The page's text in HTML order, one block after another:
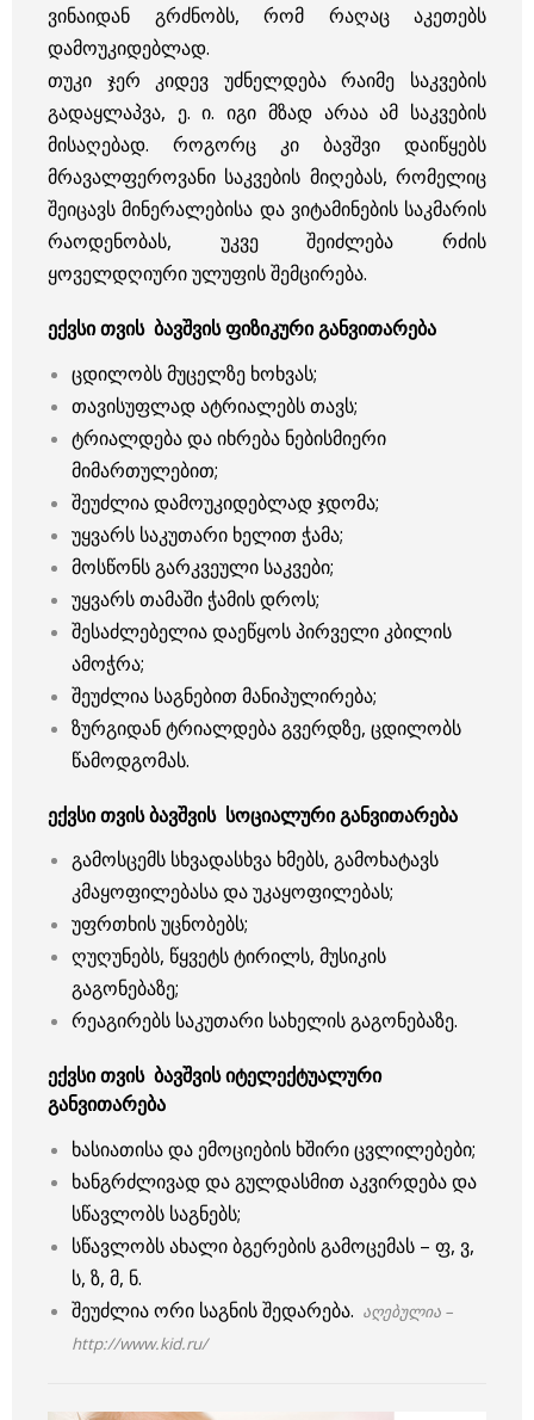
ვინაიდან გრძნობს, რომ რაღაც აკეთებს
დამოუკიდებლად.
თუკი ჯერ კიდევ უძნელდება რაიმე საკვების
გადაყლაპვა, ე. ი. იგი მზად არაა ამ საკვების
მისაღებად. როგორც კი ბავშვი დაიწყებს
მრავალფეროვანი საკვების მიღებას, რომელიც
შეიცავს მინერალებისა და ვიტამინების საკმარის
რაოდენობას, უკვე შეიძლება რძის
ყოველდღიური ულუფის შემცირება.
ექვსი თვის ბავშვის ფიზიკური განვითარება
ცდილობს მუცელზე ხოხვას;
თავისუფლად ატრიალებს თავს;
ტრიალდება და იხრება ნებისმიერი
მიმართულებით;
შეუძლია დამოუკიდებლად ჯდომა;
უყვარს საკუთარი ხელით ჭამა;
მოსწონს გარკვეული საკვები;
უყვარს თამაში ჭამის დროს;
შესაძლებელია დაეწყოს პირველი კბილის
ამოჭრა;
შეუძლია საგნებით მანიპულირება;
ზურგიდან ტრიალდება გვერდზე, ცდილობს
წამოდგომას.
ექვსი თვის ბავშვის სოციალური განვითარება
გამოსცემს სხვადასხვა ხმებს, გამოხატავს
კმაყოფილებასა და უკაყოფილებას;
უფრთხის უცნობებს;
ღუღუნებს, წყვეტს ტირილს, მუსიკის
გაგონებაზე;
რეაგირებს საკუთარი სახელის გაგონებაზე.
ექვსი თვის ბავშვის იტელექტუალური
განვითარება
ხასიათისა და ემოციების ხშირი ცვლილებები;
ხანგრძლივად და გულდასმით აკვირდება და
სწავლობს საგნებს;
სწავლობს ახალი ბგერების გამოცემას – ფ, ვ,
ს, ზ, მ, ნ.
შეუძლია ორი საგნის შედარება. აღებულია –
http://www.kid.ru/